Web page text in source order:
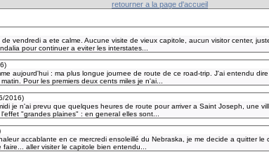
retourner a la page d'accueil
vendredi a ete calme. Aucune visite de vieux capitole, aucun visitor center,
pour continuer a eviter les interstates...
)
aujourd'hui : ma plus longue journee de route de ce road-trip. J'ai entendu
Pour les premiers deux cents miles je n'ai...
2016)
je n'ai prevu que quelques heures de route pour arriver a Saint Joseph, une
"grandes plaines" : en general elles sont...
accablante en ce mercredi ensoleillé du Nebraska, je me decide a quitter le
aller visiter le capitole bien entendu...